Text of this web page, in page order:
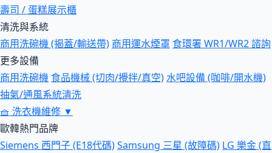
壽司 / 蛋糕展示櫃
清洗與系統
商用洗碗機 (揭蓋/輸送帶) 商用運水煙罩 食環署 WR1/WR2 諮詢
更多設備
商用洗碗機 食品機械 (切肉/攪拌/真空)水吧設備 (咖啡/開水機)
抽氣/通風系統清洗
🧺 洗衣機維修 ▼
歐韓熱門品牌
Siemens 西門子 (E18代碼)Samsung 三星 (故障碼) LG 樂金 (直